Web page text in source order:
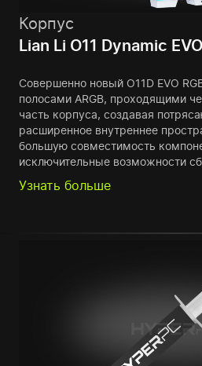
Корпус
Lian Li O11 Dynamic
Совершенно новый O11D EVO
полосами ARGB, проходящими
часть корпуса, создавая
расширенное внутреннее
большую совместимость
исключительные возможности
Узнать больше